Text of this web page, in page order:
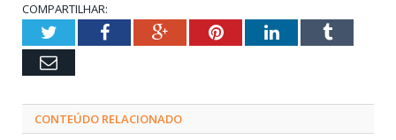
COMPARTILHAR:
TwitterFacebookGoogle+PinterestLinkedInTumblr
Email
CONTEÚDO RELACIONADO